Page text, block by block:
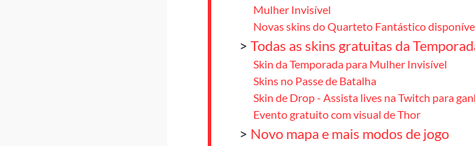
Mulher Invisível
Novas skins do Quarteto Fantástico
> Todas as skins gratuitas da
Skin da Temporada para Mulher Invisível
Skins no Passe de Batalha
Skin de Drop - Assista lives na Twitch para
Evento gratuito com visual de Thor
> Novo mapa e mais modos de jogo